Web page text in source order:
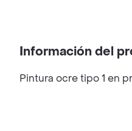
Información del
Pintura ocre tipo 1 en